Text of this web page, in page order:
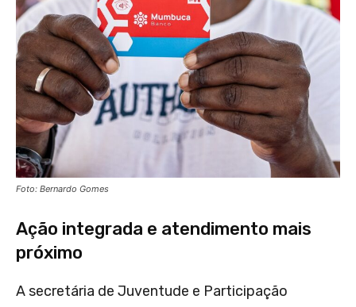
Foto: Bernardo Gomes
Ação integrada e atendimento mais
próximo
A secretária de Juventude e Participação